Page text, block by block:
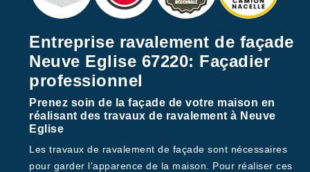
Entreprise ravalement de façade
Neuve Eglise 67220: Façadier
professionnel
Prenez soin de la façade de votre maison en
réalisant des travaux de ravalement à Neuve
Eglise
Les travaux de ravalement de façade sont nécessaires
pour garder l’apparence de la maison. Pour réaliser ces